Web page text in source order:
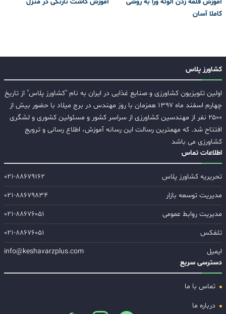
آموزش قلمه زدن آلوئه ورا به روشی
کاملا آسان
آموزش کاشت نارنگی در منزل
کشاورز پلاس
اولین تلویزیون کشاورزی و صنایع غذایی در ایران به نام "کشاورز پلاس" از تاریخ
چهارم اسفند ماه ۱۳۹۷ همزمان با روز مهندس در برج میلاد با حضور بیش از
۲۵۰۰ نفر از مهندسین کشاورزی از سراسر کشور و مسئولین کشوری و لشگری
افتتاح شد. که مهمترین رسالت این رسانه آموزش، اطلاع رسانی و ترویج
کشاورزی می باشد
اطلاعات تماس
تحریریه کشاورز پلاس
۰۲۱-۸۸۶۷۹۱۶۲
مدیریت توسعه بازار
۰۲۱-۸۸۶۷۹۸۳۴
مدیریت روابط عمومی
۰۲۱-۸۸۶۷۶۰۵۱
تلفکس
۰۲۱-۸۸۶۷۶۰۵۱
ایمیل
info@keshavarzplus.com
دسترسی سریع
تماس با ما
درباره ما